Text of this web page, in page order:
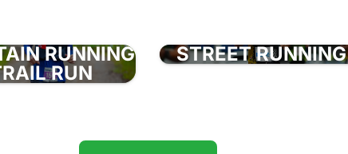
RUNNING
RUN
STREET RUNNING